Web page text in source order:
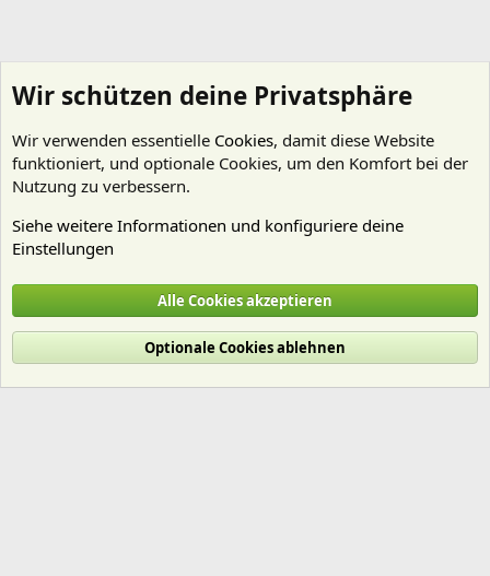
Cookies
Deutsch (Du)
Nutzungsbedingungen
Datenschutz Hilfe und Impressum
R
Wir schützen deine Privatsphäre
Wir verwenden essentielle Cookies, damit diese Website
funktioniert, und optionale Cookies, um den Komfort bei der
Nutzung zu verbessern.
Siehe weitere Informationen und konfiguriere deine
Einstellungen
Alle Cookies akzeptieren
Optionale Cookies ablehnen